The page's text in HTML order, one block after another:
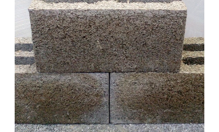
Финансово‐промышленная группа РОССТРО
Аренда недвижимости в Санкт‐Петербурге
и Ленинградской области